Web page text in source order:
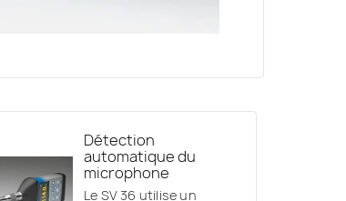
Détection
automatique du
microphone
Le SV 36 utilise un